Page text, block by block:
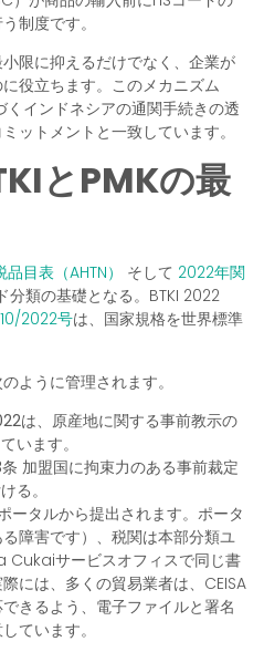
制度です。
限に抑えるだけでなく、企業が
役立ちます。このメカニズム
インドネシアの通関手続きの透
ットメントと一致しています。
とPMKの最
目表（AHTN） そして 2022年関
分類の基礎となる。BTKI 2022
2022号は、国家規格を世界標準
ように管理されます。
は、原産地に関する事前教示の
います。
加盟国に拘束力のある事前裁定
る。
ータルから提出されます。ポータ
障害です）、税関は本部分類ユ
Cukaiサービスオフィスで同じ書
には、多くの貿易業者は、CEISA
きるよう、電子ファイルと署名
ています。